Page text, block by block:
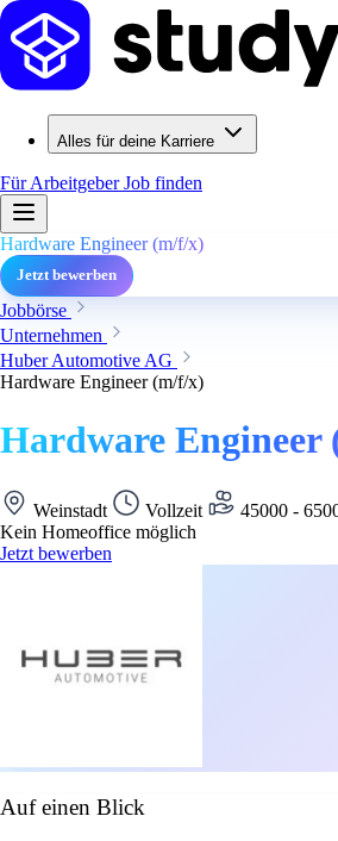
Alles für deine Karriere
Für ArbeitgeberJob finden
Hardware Engineer (m/f/x)
Jetzt bewerben
Jobbörse
Unternehmen
Huber Automotive AG
Hardware Engineer (m/f/x)
Hardware Engineer
Weinstadt Vollzeit
45000 -
Kein Homeoffice möglich
Jetzt bewerben
Auf einen Blick